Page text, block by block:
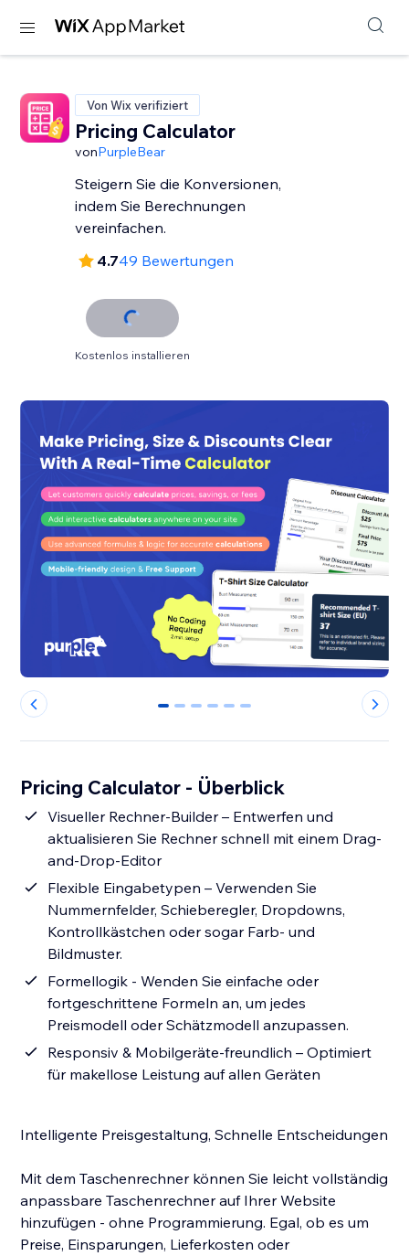
Von Wix verifiziert
Pricing Calculator
vonPurpleBear
Steigern Sie die Konversionen,
indem Sie Berechnungen
vereinfachen.
4.749 Bewertungen
Kostenlos installieren
0 1 2 3 4 5
Pricing Calculator - Überblick
Visueller Rechner-Builder – Entwerfen und
aktualisieren Sie Rechner schnell mit einem Drag-
and-Drop-Editor
Flexible Eingabetypen – Verwenden Sie
Nummernfelder, Schieberegler, Dropdowns,
Kontrollkästchen oder sogar Farb- und
Bildmuster.
Formellogik - Wenden Sie einfache oder
fortgeschrittene Formeln an, um jedes
Preismodell oder Schätzmodell anzupassen.
Responsiv & Mobilgeräte-freundlich – Optimiert
für makellose Leistung auf allen Geräten
Intelligente Preisgestaltung, Schnelle Entscheidungen
Mit dem Taschenrechner können Sie leicht vollständig
anpassbare Taschenrechner auf Ihrer Website
hinzufügen - ohne Programmierung. Egal, ob es um
Preise, Einsparungen, Lieferkosten oder